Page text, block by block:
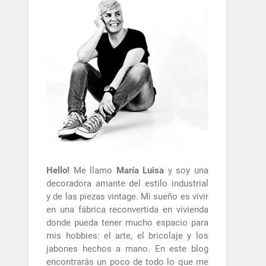
Hello! Me llamo María Luisa y soy una
decoradora amante del estilo industrial
y de las piezas vintage. Mi sueño es vivir
en una fábrica reconvertida en vivienda
donde pueda tener mucho espacio para
mis hobbies: el arte, el bricolaje y los
jabones hechos a mano. En este blog
encontrarás un poco de todo lo que me